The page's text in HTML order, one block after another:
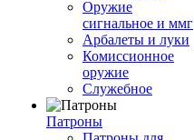
Оружие
сигнальное и ммг
Арбалеты и луки
Комиссионное
оружие
Служебное
Патроны